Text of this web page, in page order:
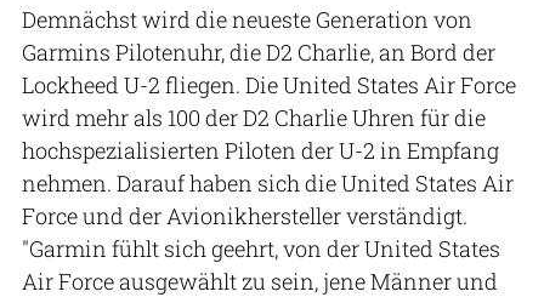
Demnächst wird die neueste Generation von
Garmins Pilotenuhr, die D2 Charlie, an Bord der
Lockheed U-2 fliegen. Die United States Air Force
wird mehr als 100 der D2 Charlie Uhren für die
hochspezialisierten Piloten der U-2 in Empfang
nehmen. Darauf haben sich die United States Air
Force und der Avionikhersteller verständigt.
"Garmin fühlt sich geehrt, von der United States
Air Force ausgewählt zu sein, jene Männer und